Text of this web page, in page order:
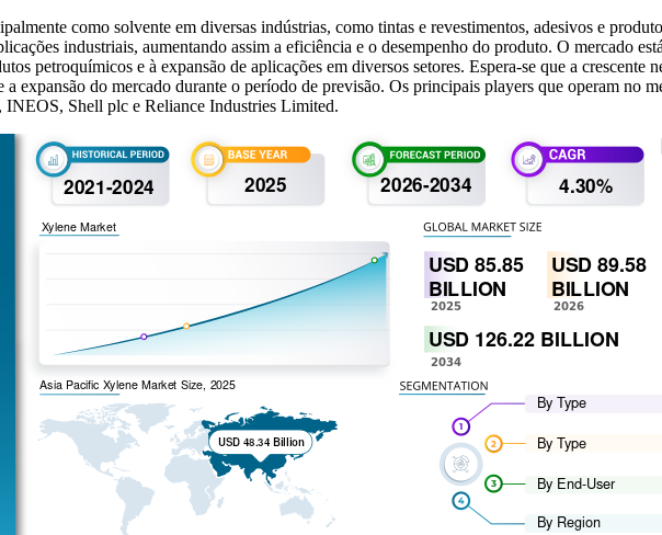
como solvente em diversas indústrias, como tintas e revestimentos, adesivos e
industriais, aumentando assim a eficiência e o desempenho do produto. O mercado
petroquímicos e à expansão de aplicações em diversos setores. Espera-se que a crescente
expansão do mercado durante o período de previsão. Os principais players que operam
Shell plc e Reliance Industries Limited.